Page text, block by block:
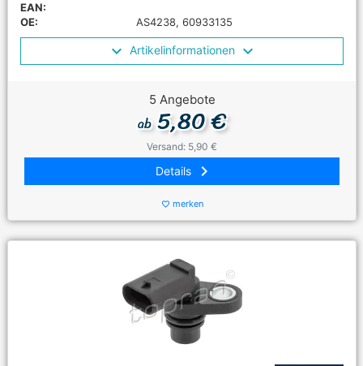
EAN:
OE:
AS4238, 60933135
Artikelinformationen
5 Angebote
ab5,80 €
Versand: 5,90 €
Details keyboard_arrow_right
favorite_border merken